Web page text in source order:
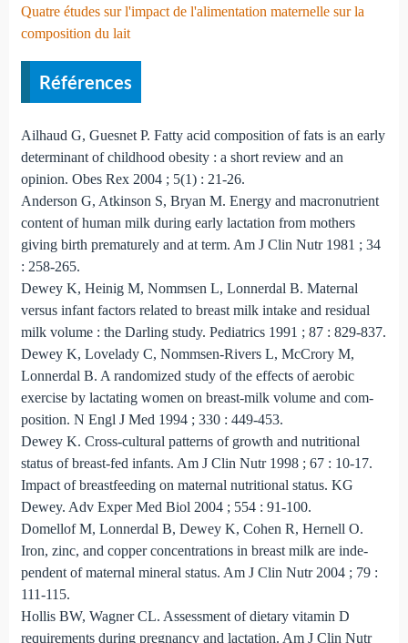
Quatre études sur l'impact de l'alimentation maternelle sur la
composition du lait
Références
Ailhaud G, Guesnet P. Fatty acid composition of fats is an early
determinant of childhood obesity : a short review and an
opinion. Obes Rex 2004 ; 5(1) : 21-26.
Anderson G, Atkinson S, Bryan M. Energy and macronu­trient
content of human milk during early lactation from mo­thers
giving birth prematurely and at term. Am J Clin Nutr 1981 ; 34
: 258-265.
Dewey K, Heinig M, Nommsen L, Lonnerdal B. Maternal
versus infant factors related to breast milk intake and resi­dual
milk volume : the Darling study. Pediatrics 1991 ; 87 : 829-837.
Dewey K, Lovelady C, Nommsen-Rivers L, McCrory M,
Lonnerdal B. A randomized study of the effects of aerobic
exercise by lactating women on breast-milk volume and com­
position. N Engl J Med 1994 ; 330 : 449-453.
Dewey K. Cross-cultural patterns of growth and nutritio­nal
status of breast-fed infants. Am J Clin Nutr 1998 ; 67 : 10-17.
Impact of breastfeeding on maternal nutritional status. KG
Dewey. Adv Exper Med Biol 2004 ; 554 : 91-100.
Domellof M, Lonnerdal B, Dewey K, Cohen R, Hernell O.
Iron, zinc, and copper concentrations in breast milk are inde­
pendent of maternal mineral status. Am J Clin Nutr 2004 ; 79 :
111-115.
Hollis BW, Wagner CL. Assessment of dietary vitamin D
requirements during pregnancy and lactation. Am J Clin Nutr